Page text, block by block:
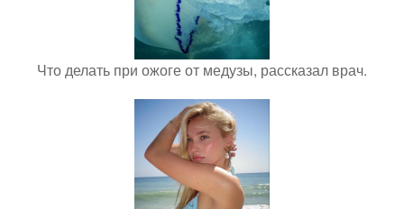
Что делать при ожоге от медузы, рассказал врач.